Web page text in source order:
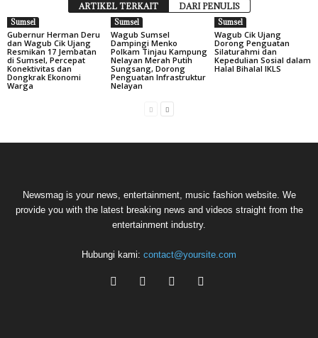
ARTIKEL TERKAIT DARI PENULIS
Sumsel
Gubernur Herman Deru
dan Wagub Cik Ujang
Resmikan 17 Jembatan
di Sumsel, Percepat
Konektivitas dan
Dongkrak Ekonomi
Warga
Sumsel
Wagub Sumsel
Dampingi Menko
Polkam Tinjau Kampung
Nelayan Merah Putih
Sungsang, Dorong
Penguatan Infrastruktur
Nelayan
Sumsel
Wagub Cik Ujang
Dorong Penguatan
Silaturahmi dan
Kepedulian Sosial dalam
Halal Bihalal IKLS
Newsmag is your news, entertainment, music fashion website. We
provide you with the latest breaking news and videos straight from the
entertainment industry.
Hubungi kami: contact@yoursite.com